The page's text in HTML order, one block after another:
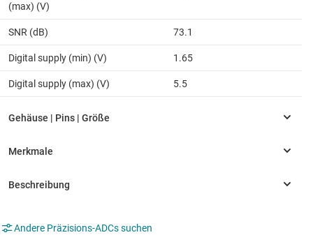
(max) (V)
SNR (dB) 73.1
Digital supply (min) (V) 1.65
Digital supply (max) (V) 5.5
Andere Präzisions-ADCs suchen